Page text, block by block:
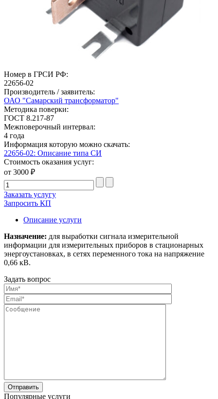
Номер в ГРСИ РФ:
22656-02
Производитель / заявитель:
ОАО "Самарский трансформатор"
Методика поверки:
ГОСТ 8.217-87
Межповерочный интервал:
4 года
Информация которую можно скачать:
22656-02: Описание типа СИ
Стоимость оказания услуг:
от 3000 ₽
Заказать услугу
Запросить КП
Описание услуги
Назначение: для выработки сигнала измерительной
информации для измерительных приборов в стационарных
энергоустановках, в сетях переменного тока на напряжение
0,66 кВ.
Задать вопрос
Популярные услуги